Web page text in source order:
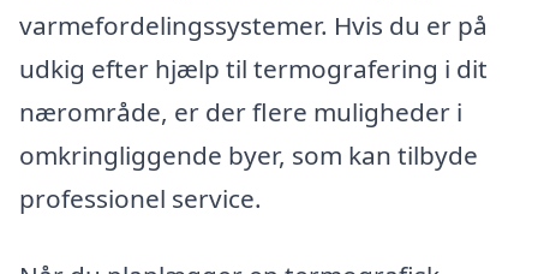
varmefordelingssystemer. Hvis du er på
udkig efter hjælp til termografering i dit
nærområde, er der flere muligheder i
omkringliggende byer, som kan tilbyde
professionel service.